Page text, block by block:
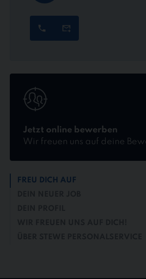
Jetzt online bewerben
Wir freuen uns auf deine
online
bewerben
FREU DICH AUF